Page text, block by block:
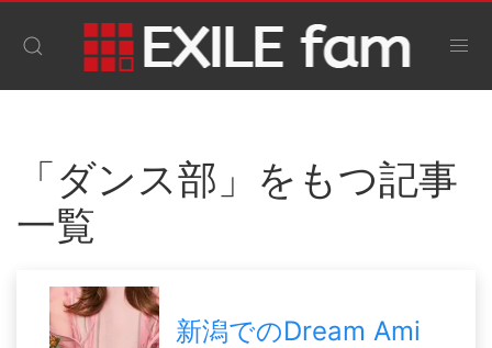
「ダンス部」をもつ記事
一覧
新潟でのDream Ami